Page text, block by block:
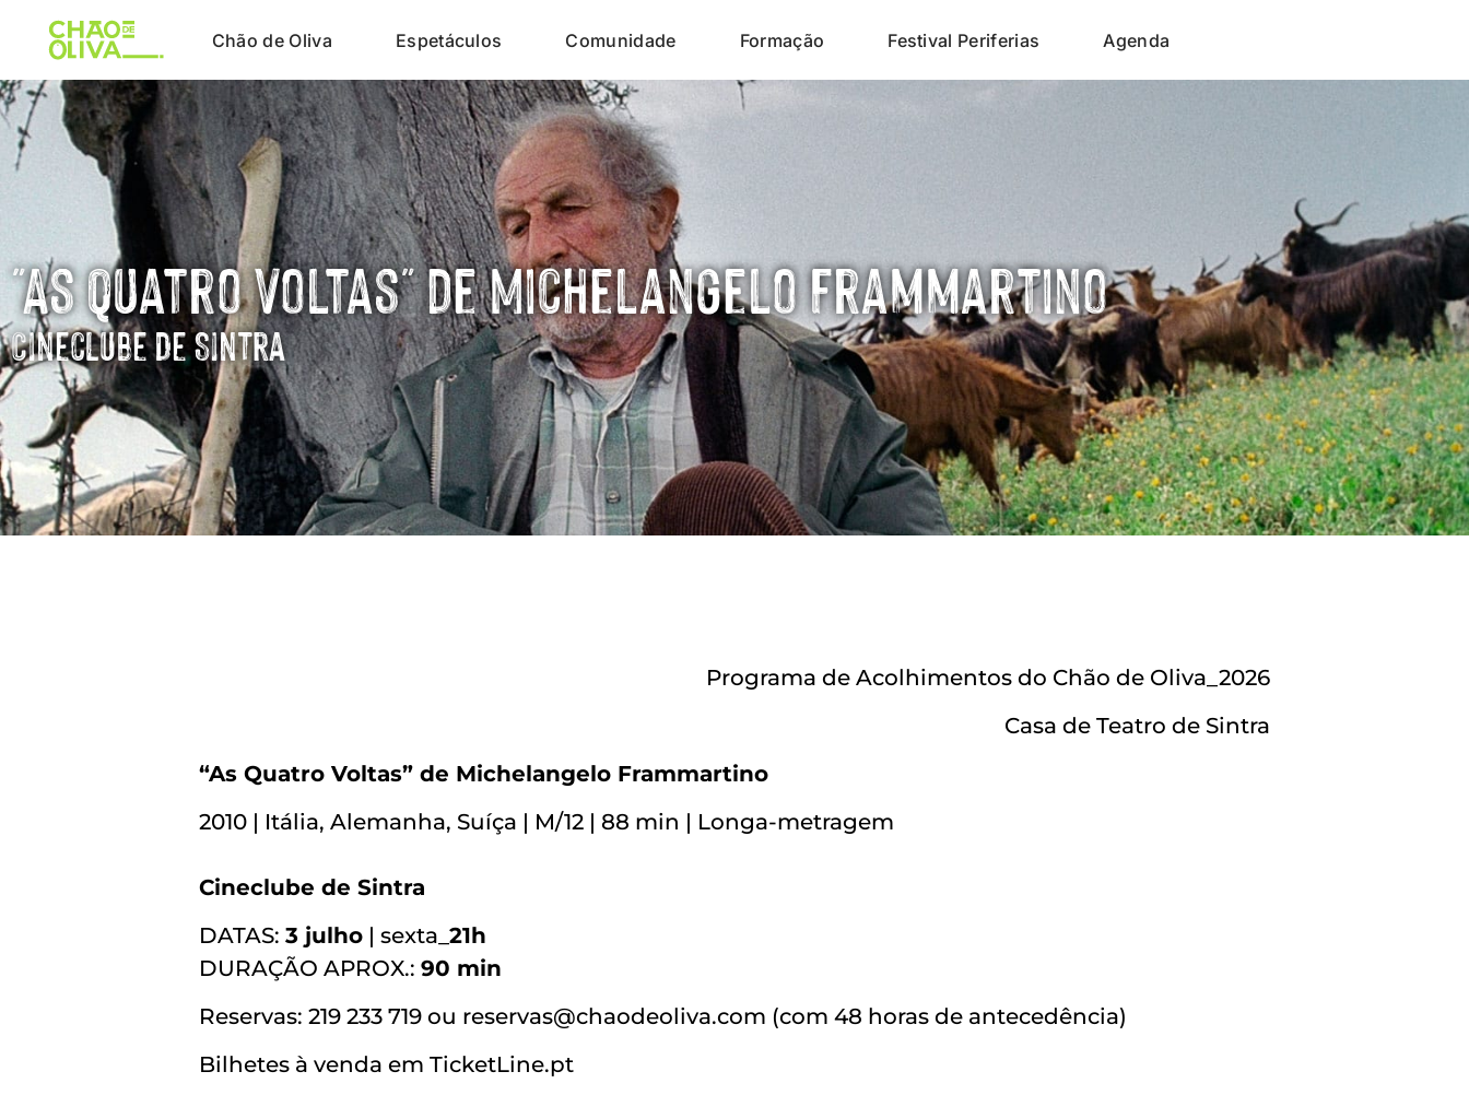
Chão de Oliva Espetáculos Comunidade Formação Festival Periferias Agenda
"As Quatro Voltas" de Michelangelo Frammartino
Cineclube de Sintra
Programa de Acolhimentos do Chão de Oliva_2026
Casa de Teatro de Sintra
“As Quatro Voltas” de Michelangelo Frammartino
2010 | Itália, Alemanha, Suíça | M/12 | 88 min | Longa-metragem
Cineclube de Sintra
DATAS: 3 julho | sexta_ 21h
DURAÇÃO APROX.: 90 min
Reservas: 219 233 719 ou reservas@chaodeoliva.com (com 48 horas de antecedência)
Bilhetes à venda em TicketLine.pt